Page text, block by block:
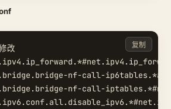
改
nf-call-
nf-call-
复制